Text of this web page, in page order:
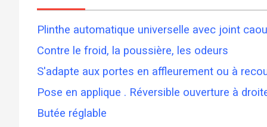
images
Plinthe automatique universelle avec joint
Contre le froid, la poussière, les odeurs
S'adapte aux portes en affleurement ou à
Pose en applique . Réversible ouverture à
Butée réglable